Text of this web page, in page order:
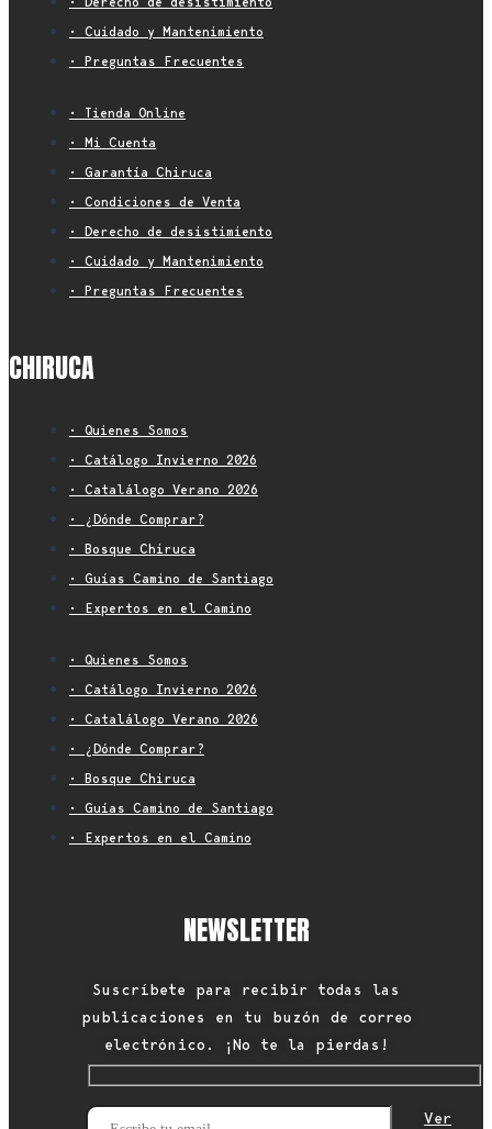
• Cuidado y Mantenimiento
• Preguntas Frecuentes
• Tienda Online
• Mi Cuenta
• Garantía Chiruca
• Condiciones de Venta
• Derecho de desistimiento
• Cuidado y Mantenimiento
• Preguntas Frecuentes
CHIRUCA
• Quienes Somos
• Catálogo Invierno 2026
• Catalálogo Verano 2026
• ¿Dónde Comprar?
• Bosque Chiruca
• Guías Camino de Santiago
• Expertos en el Camino
• Quienes Somos
• Catálogo Invierno 2026
• Catalálogo Verano 2026
• ¿Dónde Comprar?
• Bosque Chiruca
• Guías Camino de Santiago
• Expertos en el Camino
NEWSLETTER
Suscríbete para recibir todas las
publicaciones en tu buzón de correo
electrónico. ¡No te la pierdas!
Ver